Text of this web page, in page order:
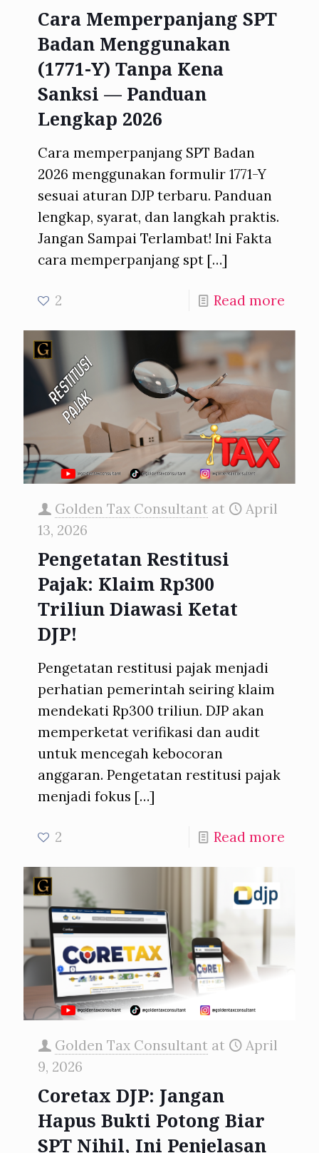
Cara Memperpanjang SPT
Badan Menggunakan
(1771-Y) Tanpa Kena
Sanksi — Panduan
Lengkap 2026
Cara memperpanjang SPT Badan
2026 menggunakan formulir 1771-Y
sesuai aturan DJP terbaru. Panduan
lengkap, syarat, dan langkah praktis.
Jangan Sampai Terlambat! Ini Fakta
cara memperpanjang spt […]
2 Read more
Golden Tax Consultant at
April
13, 2026
Pengetatan Restitusi
Pajak: Klaim Rp300
Triliun Diawasi Ketat
DJP!
Pengetatan restitusi pajak menjadi
perhatian pemerintah seiring klaim
mendekati Rp300 triliun. DJP akan
memperketat verifikasi dan audit
untuk mencegah kebocoran
anggaran. Pengetatan restitusi pajak
menjadi fokus […]
2 Read more
Golden Tax Consultant at
April
9, 2026
Coretax DJP: Jangan
Hapus Bukti Potong Biar
SPT Nihil, Ini Penjelasan